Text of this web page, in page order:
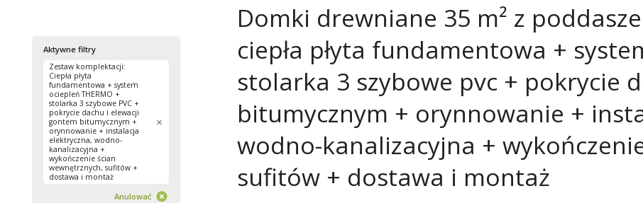
Aktywne filtry
Zestaw komplektacji:
Ciepła płyta
fundamentowa + system
ociepleń THERMO +
stolarka 3 szybowe PVC +
pokrycie dachu i elewacji
gontem bitumycznym +
orynnowanie + instalacja
elektryczna, wodno-
kanalizacyjna +
wykończenie ścian
wewnętrznych, sufitów +
dostawa i montaż
Anulować
Domki drewniane 35 m² z
ciepła płyta fundamentowa +
stolarka 3 szybowe pvc + pokrycie
bitumycznym + orynnowanie +
wodno-kanalizacyjna +
sufitów + dostawa i montaż